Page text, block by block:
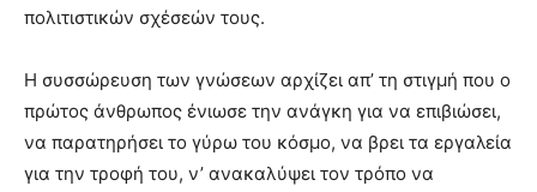
πολιτιστικών σχέσεών τους.
Η συσσώρευση των γνώσεων αρχίζει απ’ τη στιγμή που ο
πρώτος άνθρωπος ένιωσε την ανάγκη για να επιβιώσει,
να παρατηρήσει το γύρω του κόσμο, να βρει τα εργαλεία
για την τροφή του, ν’ ανακαλύψει τον τρόπο να